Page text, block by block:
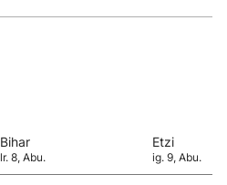
Bihar
lr. 8, Abu.
Etzi
ig. 9, Abu.